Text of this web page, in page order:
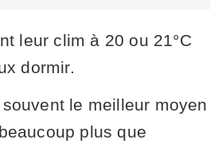
leur clim à 20 ou 21°C
dormir.
souvent le meilleur moyen
plus que